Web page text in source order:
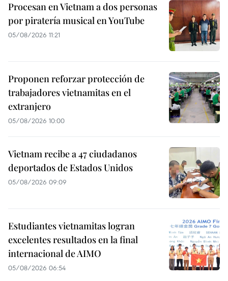
Procesan en Vietnam a dos personas
por piratería musical en YouTube
05/08/2026 11:21
Proponen reforzar protección de
trabajadores vietnamitas en el
extranjero
05/08/2026 10:00
Vietnam recibe a 47 ciudadanos
deportados de Estados Unidos
05/08/2026 09:09
Estudiantes vietnamitas logran
excelentes resultados en la final
internacional de AIMO
05/08/2026 06:54